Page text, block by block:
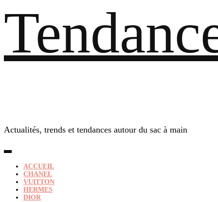
Actualités, trends et tendances autour du sac à main
ACCUEIL
CHANEL
VUITTON
HERMES
DIOR